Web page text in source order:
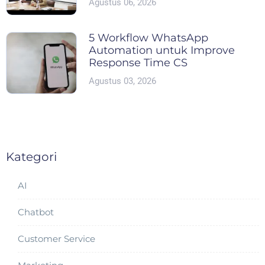
5 Workflow WhatsApp
Automation untuk Improve
Response Time CS
Agustus 03, 2026
Kategori
AI
Chatbot
Customer Service